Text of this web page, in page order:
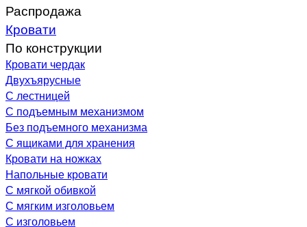
Распродажа
Кровати
По конструкции
Кровати чердак
Двухъярусные
С лестницей
С подъемным механизмом
Без подъемного механизма
С ящиками для хранения
Кровати на ножках
Напольные кровати
С мягкой обивкой
С мягким изголовьем
С изголовьем